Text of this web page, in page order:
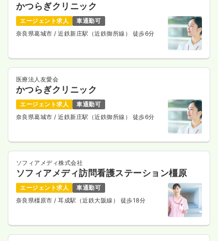
かつらぎクリニック
エージェント求人
車通勤可
奈良県葛城市/ 近鉄新庄駅（近鉄御所線） 徒歩6分
医療法人友愛会
かつらぎクリニック
エージェント求人
車通勤可
奈良県葛城市/ 近鉄新庄駅（近鉄御所線） 徒歩6分
ソフィアメディ株式会社
ソフィアメディ訪問看護ステーション橿原
エージェント求人
車通勤可
奈良県橿原市/ 耳成駅（近鉄大阪線） 徒歩18分